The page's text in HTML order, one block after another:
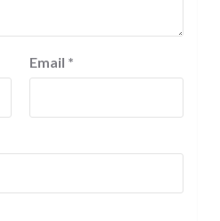
Email *